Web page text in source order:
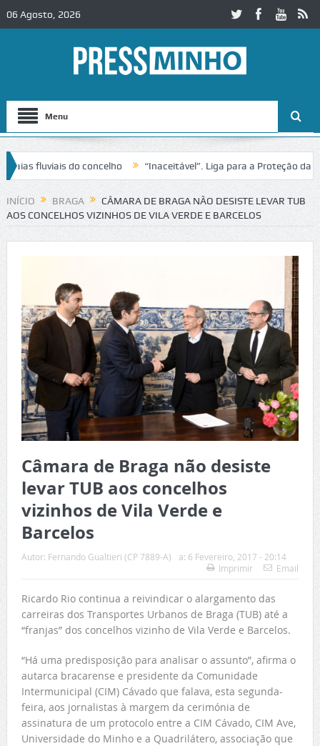
06 Agosto, 2026
Menu
fluviais do concelho “Inaceitável”. Liga para a Proteção da
INÍCIO BRAGA
CÂMARA DE BRAGA NÃO DESISTE LEVAR TUB
AOS CONCELHOS VIZINHOS DE VILA VERDE E BARCELOS
Câmara de Braga não desiste
levar TUB aos concelhos
vizinhos de Vila Verde e
Barcelos
Autor: Fernando Gualtieri (CP 7889-A) a: 6 Fevereiro, 2017 - 20:14
Imprimir
Email
Ricardo Rio continua a reivindicar o alargamento das
carreiras dos Transportes Urbanos de Braga (TUB) até a
“franjas” dos concelhos vizinho de Vila Verde e Barcelos.
“Há uma predisposição para analisar o assunto”, afirma o
autarca bracarense e presidente da Comunidade
Intermunicipal (CIM) Cávado que falava, esta segunda-
feira, aos jornalistas à margem da cerimónia de
assinatura de um protocolo entre a CIM Cávado, CIM Ave,
Universidade do Minho e a Quadrilátero, associação que